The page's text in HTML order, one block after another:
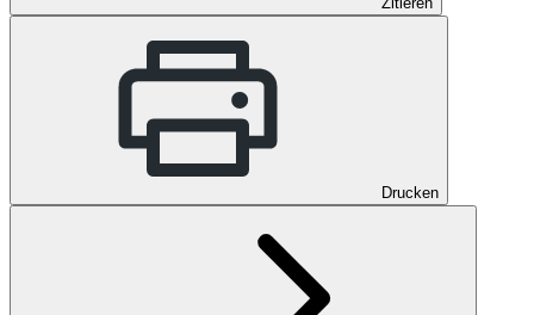
Drucken